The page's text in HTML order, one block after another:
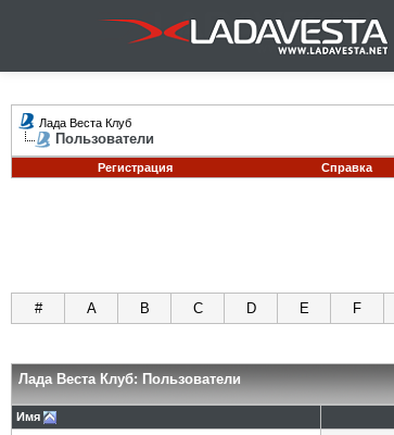
Лада Веста Клуб
Пользователи
Регистрация
Справка
# A B C D E F
Лада Веста Клуб: Пользователи
Имя